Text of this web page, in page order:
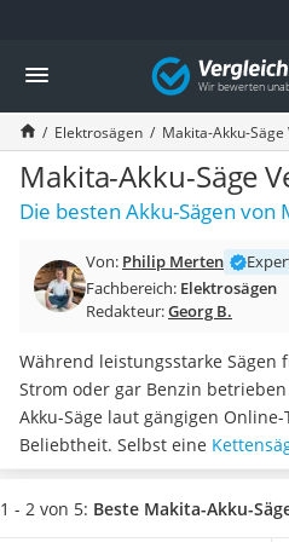
Die beliebtesten Vergleiche nach
Baumarkt
Tresor feuerfest
Makita-Akku-Rasenmäher
Kappsäge
Smartes Türschloss
Akku-Rasentrimmer
Split-Klimaanlage 2 Innengeräte
Pelletofen
Tiefbrunnenpumpe
Fliesenschneider
Hochdruckreiniger
Doppelschleifer
Überwachungskamera
Benzinrasenmäher mit Elektrostart
Vergleich
Elektrosägen Makita-Akku-
Makita-Akku-Säge
Die besten Akku-Sägen von
Von: Philip Merten
Fachbereich: Elektrosägen
Redakteur:Georg B.
Während leistungsstarke
Strom oder gar Benzin betrieben
Akku-Säge laut gängigen
Beliebtheit. Selbst eine
einem Akku betrieben werden.
schon seit vielen Jahren zu den
1 - 2 von 5: Beste Makita-Akku-